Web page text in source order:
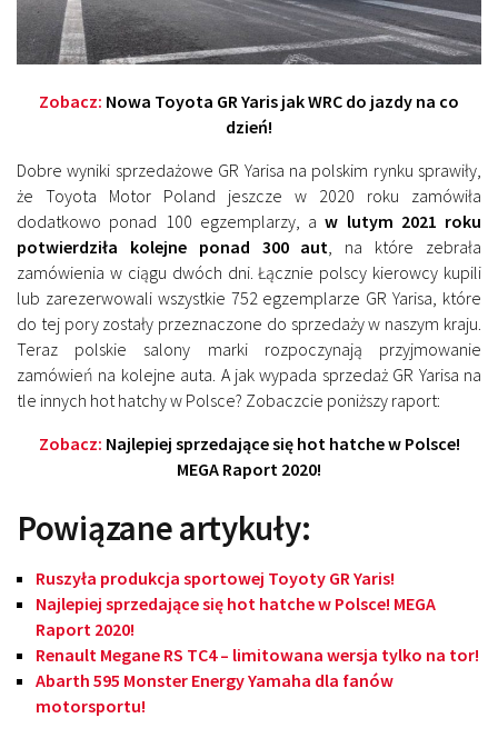
Zobacz: Nowa Toyota GR Yaris jak WRC do jazdy na co
dzień!
Dobre wyniki sprzedażowe GR Yarisa na polskim rynku sprawiły,
że Toyota Motor Poland jeszcze w 2020 roku zamówiła
dodatkowo ponad 100 egzemplarzy, aw lutym 2021 roku
potwierdziła kolejne ponad 300 aut, na które zebrała
zamówienia w ciągu dwóch dni. Łącznie polscy kierowcy kupili
lub zarezerwowali wszystkie 752 egzemplarze GR Yarisa, które
do tej pory zostały przeznaczone do sprzedaży w naszym kraju.
Teraz polskie salony marki rozpoczynają przyjmowanie
zamówień na kolejne auta. A jak wypada sprzedaż GR Yarisa na
tle innych hot hatchy w Polsce? Zobaczcie poniższy raport:
Zobacz: Najlepiej sprzedające się hot hatche w Polsce!
MEGA Raport 2020!
Powiązane artykuły:
Ruszyła produkcja sportowej Toyoty GR Yaris!
Najlepiej sprzedające się hot hatche w Polsce! MEGA
Raport 2020!
Renault Megane RS TC4 – limitowana wersja tylko na tor!
Abarth 595 Monster Energy Yamaha dla fanów
motorsportu!